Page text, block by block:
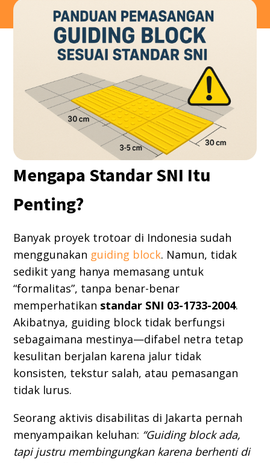
Mengapa Standar SNI Itu
Penting?
Banyak proyek trotoar di Indonesia sudah
menggunakan guiding block. Namun, tidak
sedikit yang hanya memasang untuk
“formalitas”, tanpa benar-benar
memperhatikan standar SNI 03-1733-2004.
Akibatnya, guiding block tidak berfungsi
sebagaimana mestinya—difabel netra tetap
kesulitan berjalan karena jalur tidak
konsisten, tekstur salah, atau pemasangan
tidak lurus.
Seorang aktivis disabilitas di Jakarta pernah
menyampaikan keluhan: “Guiding block ada,
tapi justru membingungkan karena berhenti di